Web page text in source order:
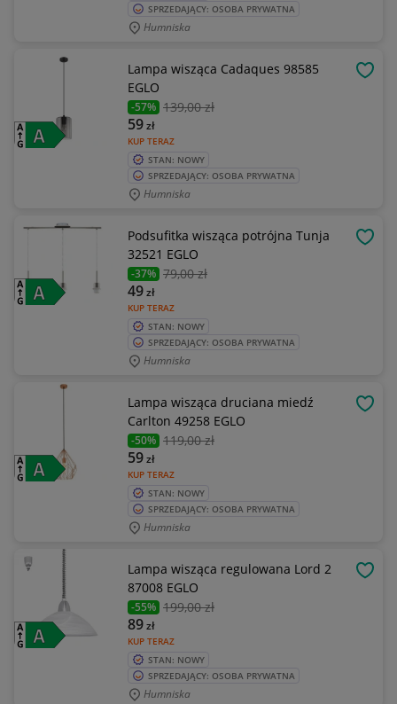
SPRZEDAJĄCY: OSOBA PRYWATNA
Humniska
Lampa wisząca Cadaques 98585
EGLO
-57% 139,00 zł
KUP TERAZ
59zł
STAN: NOWY
SPRZEDAJĄCY: OSOBA PRYWATNA
Humniska
Podsufitka wisząca potrójna Tunja
32521 EGLO
-37% 79,00 zł
KUP TERAZ
49zł
STAN: NOWY
SPRZEDAJĄCY: OSOBA PRYWATNA
Humniska
Lampa wisząca druciana miedź
Carlton 49258 EGLO
-50% 119,00 zł
KUP TERAZ
59zł
STAN: NOWY
SPRZEDAJĄCY: OSOBA PRYWATNA
Humniska
Lampa wisząca regulowana Lord 2
87008 EGLO
-55% 199,00 zł
KUP TERAZ
89zł
STAN: NOWY
SPRZEDAJĄCY: OSOBA PRYWATNA
Humniska